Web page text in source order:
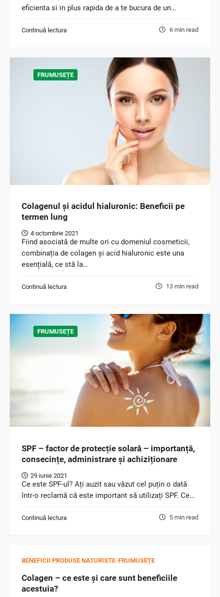
eficienta si in plus rapida de a te bucura de un…
Continuă lectura 6 min read
FRUMUSEȚE
Colagenul și acidul hialuronic: Beneficii pe
termen lung
4 octombrie 2021
Fiind asociată de multe ori cu domeniul cosmeticii,
combinația de colagen și acid hialuronic este una
esențială, ce stă la…
Continuă lectura 13 min read
FRUMUSEȚE
SPF – factor de protecție solară – importanță,
consecințe, administrare și achiziționare
29 iunie 2021
Ce este SPF-ul? Ați auzit sau văzut cel puțin o dată
într-o reclamă că este important să utilizați SPF. Ce…
Continuă lectura 5 min read
BENEFICII PRODUSE NATURISTE FRUMUSEȚE
Colagen – ce este și care sunt beneficiile
acestuia?